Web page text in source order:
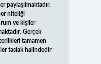
paylaşılmaktadır.
niteliği
ve kişiler
Gerçek
tamamen
taslak halindedir